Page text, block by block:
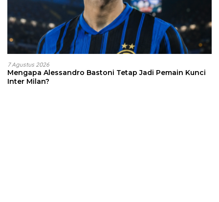
7 Agustus 2026
Mengapa Alessandro Bastoni Tetap Jadi Pemain Kunci
Inter Milan?